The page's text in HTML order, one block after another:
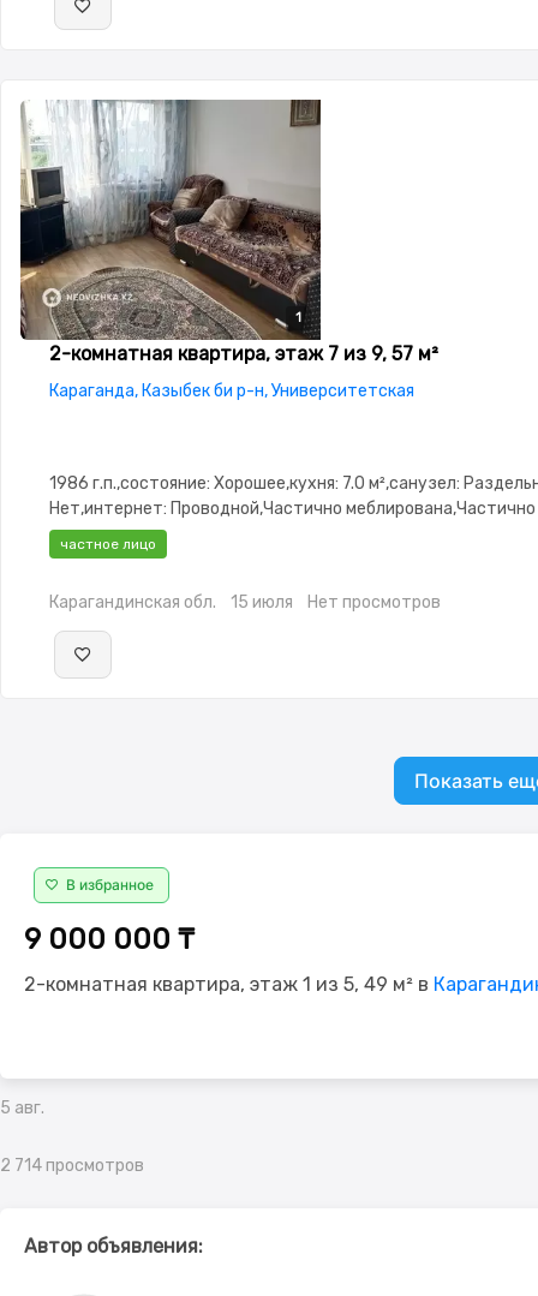
1
2-комнатная квартира, этаж 7 из 9, 57 м²
Караганда, Казыбек би р-н, Университетская
1986 г.п.,состояние: Хорошее,кухня: 7.0 м²,санузел:
Нет,интернет: Проводной,Частично меблирована,Частично
меблирована,Неугловая,Кладовка,Счётчики
частное лицо
Карагандинская обл. 15 июля Нет просмотров
Показать
В избранное
9 000 000 ₸
2-комнатная квартира, этаж 1 из 5, 49 м² в
5 авг.
2 714 просмотров
Автор объявления: